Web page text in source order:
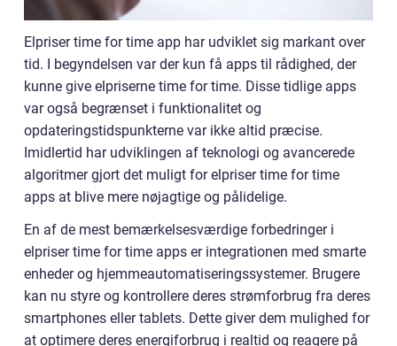
Elpriser time for time app har udviklet sig markant over
tid. I begyndelsen var der kun få apps til rådighed, der
kunne give elpriserne time for time. Disse tidlige apps
var også begrænset i funktionalitet og
opdateringstidspunkterne var ikke altid præcise.
Imidlertid har udviklingen af teknologi og avancerede
algoritmer gjort det muligt for elpriser time for time
apps at blive mere nøjagtige og pålidelige.
En af de mest bemærkelsesværdige forbedringer i
elpriser time for time apps er integrationen med smarte
enheder og hjemmeautomatiseringssystemer. Brugere
kan nu styre og kontrollere deres strømforbrug fra deres
smartphones eller tablets. Dette giver dem mulighed for
at optimere deres energiforbrug i realtid og reagere på